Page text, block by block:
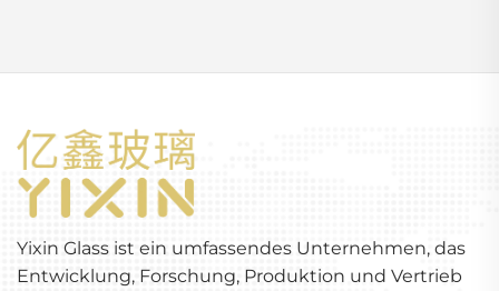
Yixin Glass ist ein umfassendes Unternehmen, das
Entwicklung, Forschung, Produktion und Vertrieb